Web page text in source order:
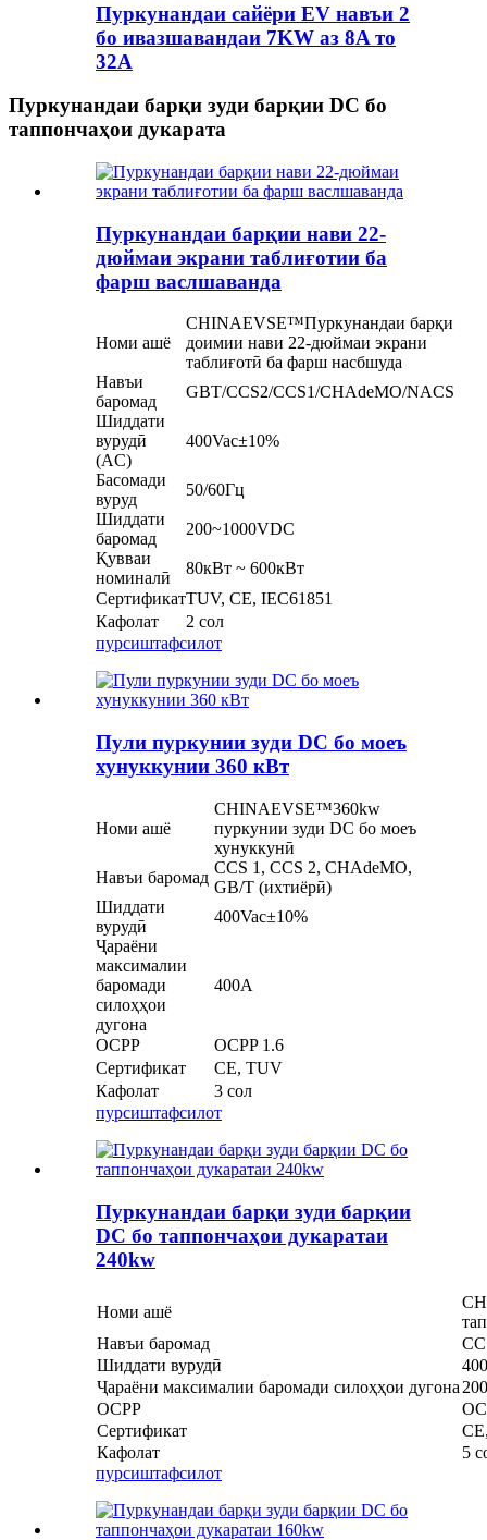
Пуркунандаи сайёри EV навъи 2
бо ивазшавандаи 7KW аз 8A то
32A
Пуркунандаи барқи зуди барқии DC бо
таппончаҳои дукарата
Пуркунандаи барқии нави 22-
дюймаи экрани таблиғотии ба
фарш васлшаванда
Номи ашё
CHINAEVSE™️Пуркунандаи барқи
доимии нави 22-дюймаи экрани
таблиғотӣ ба фарш насбшуда
Навъи
баромад
GBT/CCS2/CCS1/CHAdeMO/NACS
Шиддати
вурудӣ
(AC)
400Vac±10%
Басомади
вуруд
50/60Гц
Шиддати
баромад
200~1000VDC
Қувваи
номиналӣ
80кВт ~ 600кВт
СертификатTUV, CE, IEC61851
Кафолат
2 сол
пурсиштафсилот
Пули пуркунии зуди DC бо моеъ
хунуккунии 360 кВт
Номи ашё
CHINAEVSE™️360kw
пуркунии зуди DC бо моеъ
хунуккунӣ
Навъи баромад
CCS 1, CCS 2, CHAdeMO,
GB/T (ихтиёрӣ)
Шиддати
вурудӣ
400Vac±10%
Ҷараёни
максималии
баромади
силоҳҳои
дугона
400A
OCPP
OCPP 1.6
Сертификат
CE, TUV
Кафолат
3 сол
пурсиштафсилот
Пуркунандаи барқи зуди барқии
DC бо таппончаҳои дукаратаи
240kw
Номи ашё
Навъи баромад
Шиддати вурудӣ
Ҷараёни максималии баромади силоҳҳои дугона
OCPP
Сертификат
Кафолат
5
пурсиштафсилот